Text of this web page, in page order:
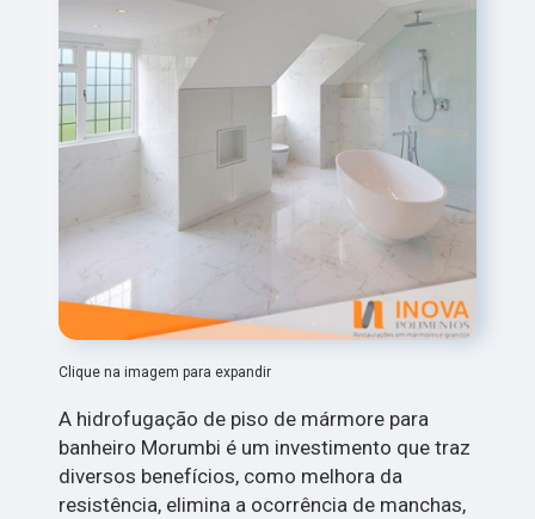
Clique na imagem para expandir
A hidrofugação de piso de mármore para
banheiro Morumbi é um investimento que traz
diversos benefícios, como melhora da
resistência, elimina a ocorrência de manchas,